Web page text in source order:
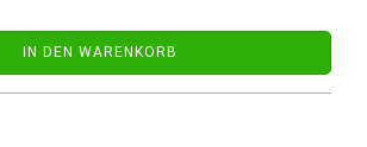
IN DEN WARENKORB